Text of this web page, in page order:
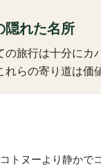
隠れた名所
旅行は十分にカ
らの寄り道は価
トヌーより静かで